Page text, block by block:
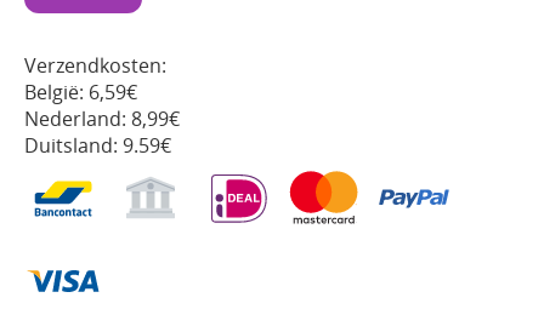
Verzendkosten:
België: 6,59€
Nederland: 8,99€
Duitsland: 9.59€